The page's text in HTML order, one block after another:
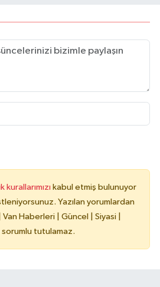
kurallarımızı kabul etmiş bulunuyor
Yazılan yorumlardan
Haberleri | Güncel | Siyasi |
sorumlu tutulamaz.